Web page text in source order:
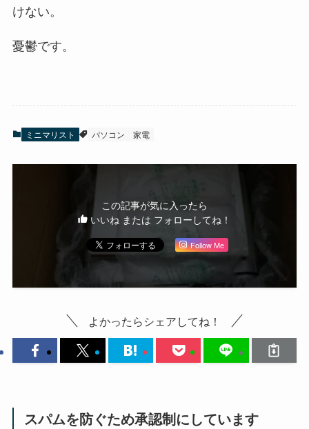
けない。
憂鬱です。
ミニマリスト パソコン 家電
この記事が気に入ったら
いいね または フォローしてね！
Follow Me
よかったらシェアしてね！
スパムを防ぐため承認制にしています